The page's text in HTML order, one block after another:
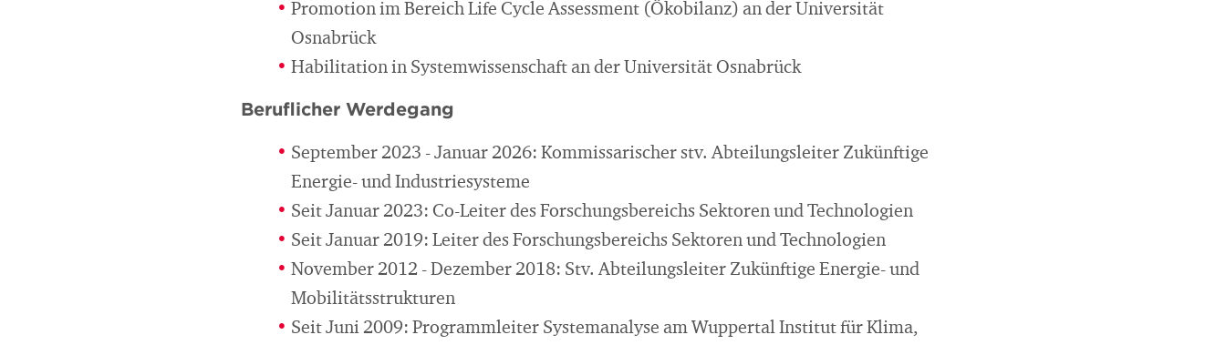
Promotion im Bereich Life Cycle Assessment (Ökobilanz) an der Universität
Osnabrück
Habilitation in Systemwissenschaft an der Universität Osnabrück
Beruflicher Werdegang
September 2023 - Januar 2026: Kommissarischer stv. Abteilungsleiter Zukünftige
Energie- und Industriesysteme
Seit Januar 2023: Co-Leiter des Forschungsbereichs Sektoren und Technologien
Seit Januar 2019: Leiter des Forschungsbereichs Sektoren und Technologien
November 2012 - Dezember 2018: Stv. Abteilungsleiter Zukünftige Energie- und
Mobilitätsstrukturen
Seit Juni 2009: Programmleiter Systemanalyse am Wuppertal Institut für Klima,